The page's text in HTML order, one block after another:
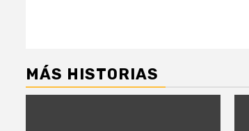
MÁS HISTORIAS